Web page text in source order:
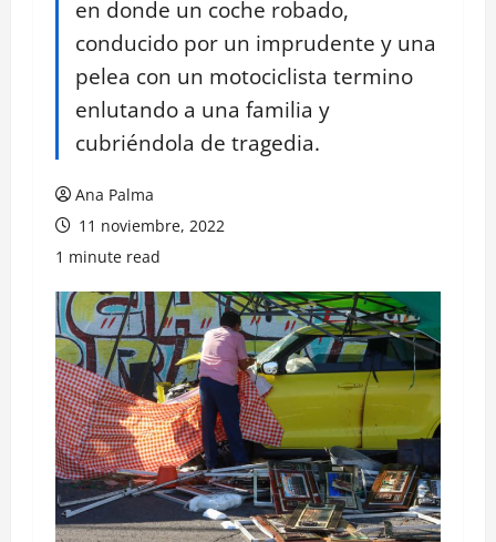
en donde un coche robado,
conducido por un imprudente y una
pelea con un motociclista termino
enlutando a una familia y
cubriéndola de tragedia.
Ana Palma
11 noviembre, 2022
1 minute read